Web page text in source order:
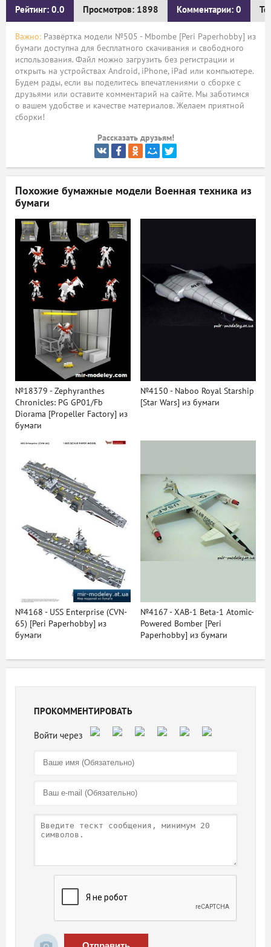
Рейтинг: 0.0 Просмотров: 1898 Комментарии: 0
Важно: Развёртка модели №505 - Mbombe [Peri Paperhobby] из
бумаги доступна для бесплатного скачивания и свободного
использования. Файл можно загрузить без регистрации и
открыть на устройствах Android, iPhone, iPad или компьютере.
Будем рады, если вы поделитесь впечатлениями о сборке с
друзьями или оставите комментарий на сайте. Мы заботимся
о вашем удобстве и качестве материалов. Желаем приятной
сборки!
Рассказать друзьям!
Похожие бумажные модели Военная техника из
бумаги
№18379 - Zephyranthes
Chronicles: PG GP01/Fb
Diorama [Propeller Factory] из
бумаги
№4150 - Naboo Royal Starship
[Star Wars] из бумаги
№4168 - USS Enterprise (CVN-
65) [Peri Paperhobby] из
бумаги
№4167 - XAB-1 Beta-1 Atomic-
Powered Bomber [Peri
Paperhobby] из бумаги
ПРОКОММЕНТИРОВАТЬ